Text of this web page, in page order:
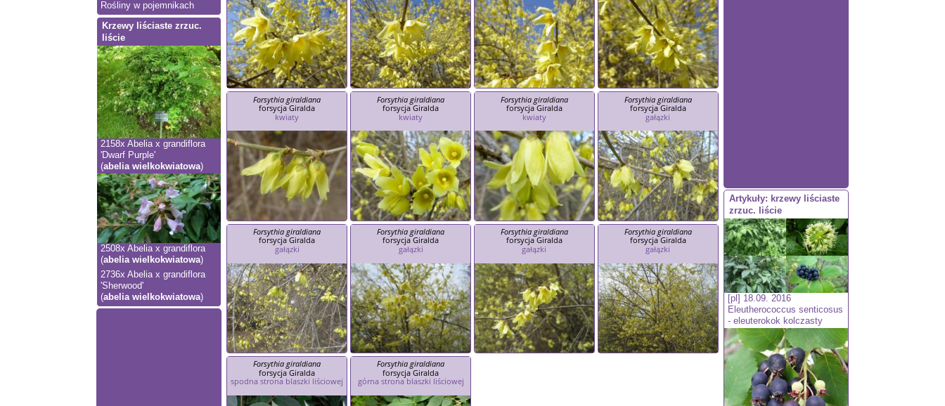
Forsythia giraldiana
forsycja Giralda
kwiaty
Forsythia giraldiana
forsycja Giralda
kwiaty
Forsythia giraldiana
forsycja Giralda
kwiaty
Forsythia giraldiana
forsycja Giralda
gałązki
Forsythia giraldiana
forsycja Giralda
gałązki
Forsythia giraldiana
forsycja Giralda
gałązki
Forsythia giraldiana
forsycja Giralda
gałązki
Forsythia giraldiana
forsycja Giralda
gałązki
Forsythia giraldiana
forsycja Giralda
spodna strona blaszki liściowej
Forsythia giraldiana
forsycja Giralda
górna strona blaszki liściowej
Rośliny w pojemnikach
Krzewy liściaste zrzuc.
liście
2158x Abelia x grandiflora
'Dwarf Purple'
(abelia wielkokwiatowa)
2508x Abelia x grandiflora
(abelia wielkokwiatowa)
2736x Abelia x grandiflora
'Sherwood'
(abelia wielkokwiatowa)
Artykuły: krzewy liściaste
zrzuc. liście
[pl] 18.09. 2016
Eleutherococcus senticosus
- eleuterokok kolczasty